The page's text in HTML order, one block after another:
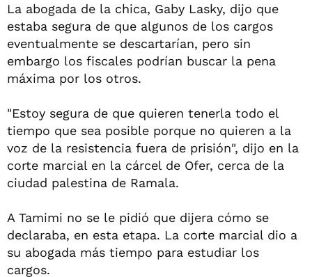
La abogada de la chica, Gaby Lasky, dijo que
estaba segura de que algunos de los cargos
eventualmente se descartarían, pero sin
embargo los fiscales podrían buscar la pena
máxima por los otros.
"Estoy segura de que quieren tenerla todo el
tiempo que sea posible porque no quieren a la
voz de la resistencia fuera de prisión", dijo en la
corte marcial en la cárcel de Ofer, cerca de la
ciudad palestina de Ramala.
A Tamimi no se le pidió que dijera cómo se
declaraba, en esta etapa. La corte marcial dio a
su abogada más tiempo para estudiar los
cargos.